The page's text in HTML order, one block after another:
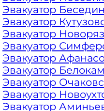
рублей
Эвакуатор
Эвакуатор
Эвакуатор
Эвакуатор
Эвакуатор
Эвакуатор
Эвакуатор
Эвакуатор
Эвакуатор